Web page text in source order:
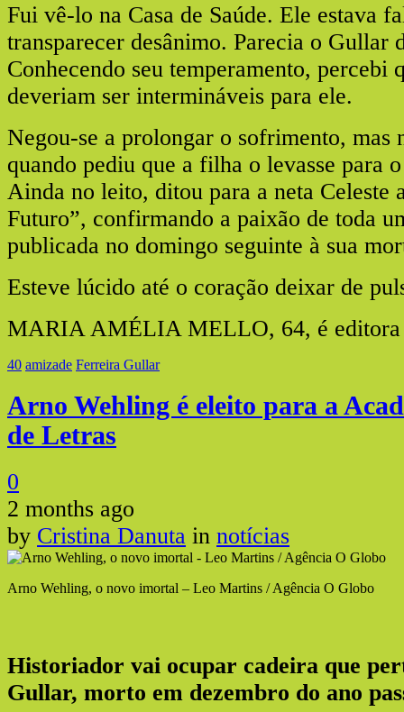
Fui vê-lo na Casa de Saúde. Ele estava
transparecer desânimo. Parecia o Gullar
Conhecendo seu temperamento, percebi
deveriam ser intermináveis para ele.
Negou-se a prolongar o sofrimento, mas
quando pediu que a filha o levasse para
Ainda no leito, ditou para a neta Celeste
Futuro”, confirmando a paixão de toda
publicada no domingo seguinte à sua
Esteve lúcido até o coração deixar de
MARIA AMÉLIA MELLO, 64, é editora
40 amizade Ferreira Gullar
Arno Wehling é eleito para a
de Letras
0
2 months ago
by Cristina Danuta in notícias
Arno Wehling, o novo imortal – Leo Martins / Agência O Globo
Historiador vai ocupar cadeira que
Gullar, morto em dezembro do ano